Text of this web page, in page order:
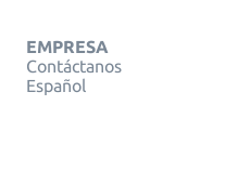
EMPRESA
Contáctanos
Español